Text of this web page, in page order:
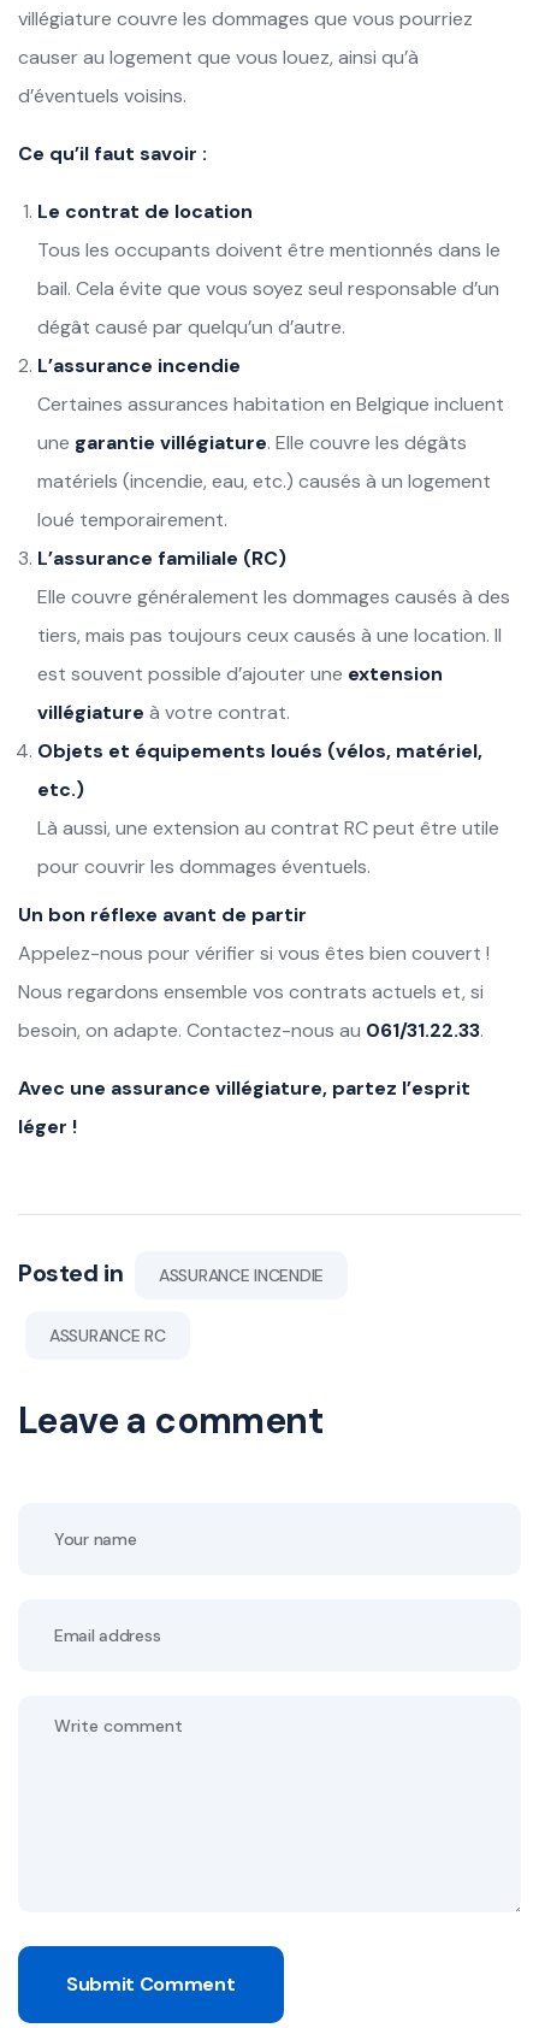
villégiature couvre les dommages que vous pourriez
causer au logement que vous louez, ainsi qu’à
d’éventuels voisins.
Ce qu’il faut savoir :
Le contrat de location
Tous les occupants doivent être mentionnés dans le
bail. Cela évite que vous soyez seul responsable d’un
dégât causé par quelqu’un d’autre.
L’assurance incendie
Certaines assurances habitation en Belgique incluent
une garantie villégiature. Elle couvre les dégâts
matériels (incendie, eau, etc.) causés à un logement
loué temporairement.
L’assurance familiale (RC)
Elle couvre généralement les dommages causés à des
tiers, mais pas toujours ceux causés à une location. Il
est souvent possible d’ajouter une extension
villégiature à votre contrat.
Objets et équipements loués (vélos, matériel,
etc.)
Là aussi, une extension au contrat RC peut être utile
pour couvrir les dommages éventuels.
Un bon réflexe avant de partir
Appelez-nous pour vérifier si vous êtes bien couvert !
Nous regardons ensemble vos contrats actuels et, si
besoin, on adapte. Contactez-nous au 061/31.22.33.
Avec une assurance villégiature, partez l’esprit
léger !
Posted in ASSURANCE INCENDIE
ASSURANCE RC
Leave a comment
Submit Comment